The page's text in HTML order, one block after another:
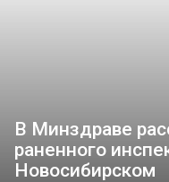
В Минздраве
раненного
Новосибирском